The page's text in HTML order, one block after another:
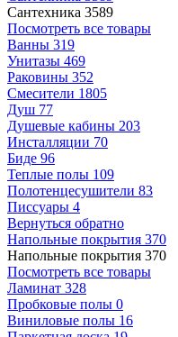
Сантехника 3589
Посмотреть все товары
Ванны 319
Унитазы 469
Раковины 352
Смесители 1805
Душ 77
Душевые кабины 203
Инсталляции 70
Биде 96
Теплые полы 109
Полотенцесушители 83
Писсуары 4
Вернуться обратно
Напольные покрытия 370
Напольные покрытия 370
Посмотреть все товары
Ламинат 328
Пробковые полы 0
Виниловые полы 16